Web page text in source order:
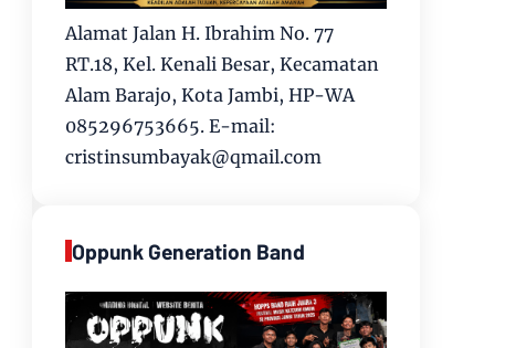
Alamat Jalan H. Ibrahim No. 77
RT.18, Kel. Kenali Besar, Kecamatan
Alam Barajo, Kota Jambi, HP-WA
085296753665. E-mail:
cristinsumbayak@qmail.com
Oppunk Generation Band